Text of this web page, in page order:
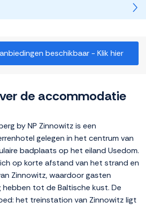
beschikbaar - Klik hier
de accommodatie
by NP Zinnowitz is een
gelegen in het centrum van
badplaats op het eiland Usedom.
op korte afstand van het strand en
Zinnowitz, waardoor gasten
tot de Baltische kust. De
het treinstation van Zinnowitz ligt